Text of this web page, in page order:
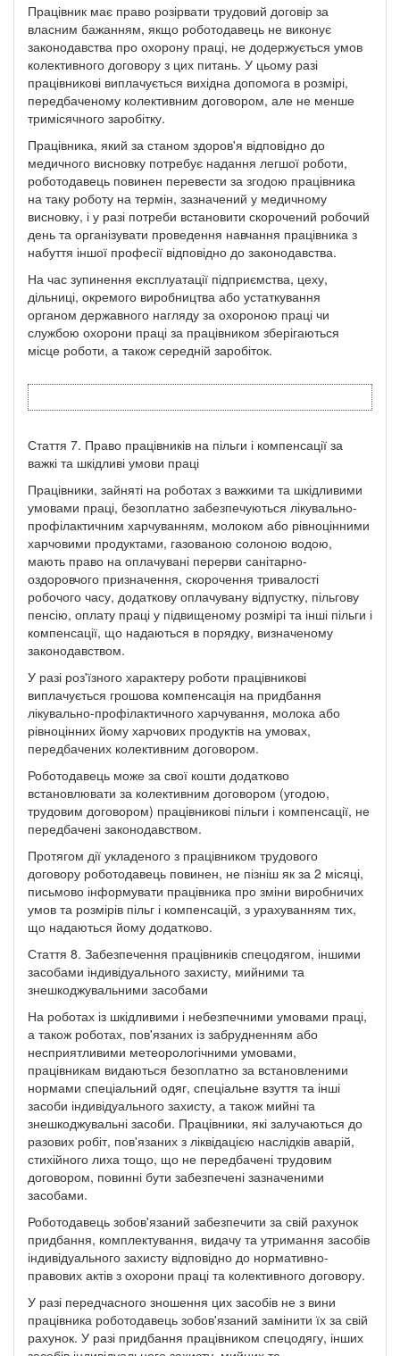
Працівник має право розірвати трудовий договір за
власним бажанням, якщо роботодавець не виконує
законодавства про охорону праці, не додержується умов
колективного договору з цих питань. У цьому разі
працівникові виплачується вихідна допомога в розмірі,
передбаченому колективним договором, але не менше
тримісячного заробітку.
Працівника, який за станом здоров'я відповідно до
медичного висновку потребує надання легшої роботи,
роботодавець повинен перевести за згодою працівника
на таку роботу на термін, зазначений у медичному
висновку, і у разі потреби встановити скорочений робочий
день та організувати проведення навчання працівника з
набуття іншої професії відповідно до законодавства.
На час зупинення експлуатації підприємства, цеху,
дільниці, окремого виробництва або устаткування
органом державного нагляду за охороною праці чи
службою охорони праці за працівником зберігаються
місце роботи, а також середній заробіток.
Стаття 7. Право працівників на пільги і компенсації за
важкі та шкідливі умови праці
Працівники, зайняті на роботах з важкими та шкідливими
умовами праці, безоплатно забезпечуються лікувально-
профілактичним харчуванням, молоком або рівноцінними
харчовими продуктами, газованою солоною водою,
мають право на оплачувані перерви санітарно-
оздоровчого призначення, скорочення тривалості
робочого часу, додаткову оплачувану відпустку, пільгову
пенсію, оплату праці у підвищеному розмірі та інші пільги і
компенсації, що надаються в порядку, визначеному
законодавством.
У разі роз'їзного характеру роботи працівникові
виплачується грошова компенсація на придбання
лікувально-профілактичного харчування, молока або
рівноцінних йому харчових продуктів на умовах,
передбачених колективним договором.
Роботодавець може за свої кошти додатково
встановлювати за колективним договором (угодою,
трудовим договором) працівникові пільги і компенсації, не
передбачені законодавством.
Протягом дії укладеного з працівником трудового
договору роботодавець повинен, не пізніш як за 2 місяці,
письмово інформувати працівника про зміни виробничих
умов та розмірів пільг і компенсацій, з урахуванням тих,
що надаються йому додатково.
Стаття 8. Забезпечення працівників спецодягом, іншими
засобами індивідуального захисту, мийними та
знешкоджувальними засобами
На роботах із шкідливими і небезпечними умовами праці,
а також роботах, пов'язаних із забрудненням або
несприятливими метеорологічними умовами,
працівникам видаються безоплатно за встановленими
нормами спеціальний одяг, спеціальне взуття та інші
засоби індивідуального захисту, а також мийні та
знешкоджувальні засоби. Працівники, які залучаються до
разових робіт, пов'язаних з ліквідацією наслідків аварій,
стихійного лиха тощо, що не передбачені трудовим
договором, повинні бути забезпечені зазначеними
засобами.
Роботодавець зобов'язаний забезпечити за свій рахунок
придбання, комплектування, видачу та утримання засобів
індивідуального захисту відповідно до нормативно-
правових актів з охорони праці та колективного договору.
У разі передчасного зношення цих засобів не з вини
працівника роботодавець зобов'язаний замінити їх за свій
рахунок. У разі придбання працівником спецодягу, інших